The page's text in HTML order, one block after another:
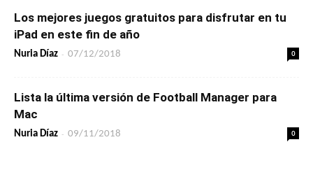
Los mejores juegos gratuitos para disfrutar en tu
iPad en este fin de año
Nuria Díaz - 07/12/2018 0
Lista la última versión de Football Manager para
Mac
Nuria Díaz - 09/11/2018 0